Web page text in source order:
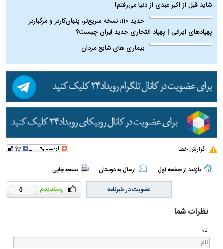
اپل با یک اقدام تازه کاربران ایرانی را غافلگیر کرد
ببینید| مهران غفوریان: اگر وزنم را کم نکرده بودم،
شاید قبل از اکبر عبدی از دنیا می‌رفتم!
حدید ۱۱۰؛ نسخه سریع‌تر، پنهان‌کارتر و مرگبارتر
گزارش خطا
بازدید از صفحه اول ارسال به دوستان نسخه چاپی